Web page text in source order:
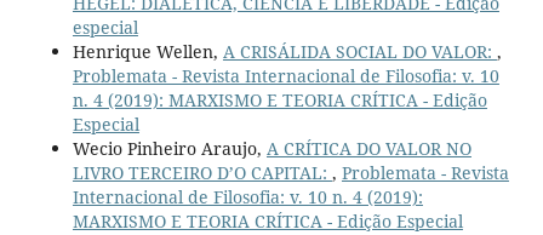
especial
Henrique Wellen, A CRISÁLIDA SOCIAL DO VALOR: ,
Problemata - Revista Internacional de Filosofia: v. 10
n. 4 (2019): MARXISMO E TEORIA CRÍTICA - Edição
Especial
Wecio Pinheiro Araujo, A CRÍTICA DO VALOR NO
LIVRO TERCEIRO D’O CAPITAL: , Problemata - Revista
Internacional de Filosofia: v. 10 n. 4 (2019):
MARXISMO E TEORIA CRÍTICA - Edição Especial